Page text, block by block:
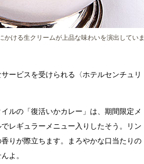
かける生クリームが上品な味わいを演出していま
ービスを受けられる〈ホテルセンチュリ
ルの「復活いかカレー」は、期間限定メ
レギュラーメニュー入りしたそう。リン
りが際立ちます。まろやかな口当たりの
よ。